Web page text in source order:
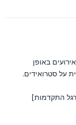
באופן
על סטרואידים.
התקדמות]